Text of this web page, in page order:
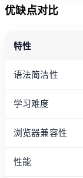
优缺点对比
特性
语法简洁性
学习难度
浏览器兼容性
性能